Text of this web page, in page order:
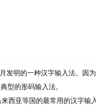
明的一种汉字输入法。因
型的形码输入法。
西亚等国的最常用的汉字输